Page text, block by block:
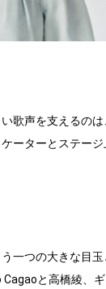
歌声を支えるの
ーターとステー
一つの大きな目
Cagaoと高橋綾、